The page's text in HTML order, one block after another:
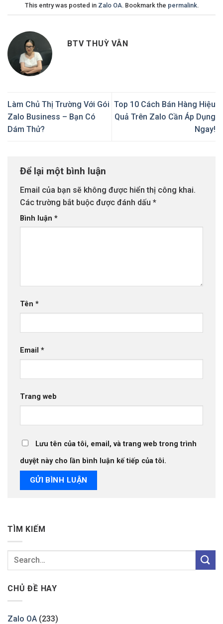
This entry was posted in Zalo OA. Bookmark the permalink.
BTV THUỲ VÂN
Làm Chủ Thị Trường Với Gói
Zalo Business – Bạn Có
Dám Thử?
Top 10 Cách Bán Hàng Hiệu
Quả Trên Zalo Cần Áp Dụng
Ngay!
Để lại một bình luận
Email của bạn sẽ không được hiển thị công khai.
Các trường bắt buộc được đánh dấu *
Bình luận *
Tên *
Email *
Trang web
Lưu tên của tôi, email, và trang web trong trình
duyệt này cho lần bình luận kế tiếp của tôi.
TÌM KIẾM
CHỦ ĐỀ HAY
Zalo OA (233)